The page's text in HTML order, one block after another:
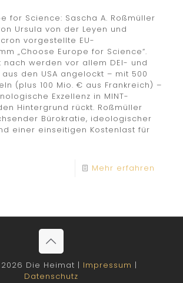
for Science: Sascha A. Roßmüller
Ursula von der Leyen und
vorgestellte EU-
„Choose Europe for Science“.
nach werden vor allem DEI- und
den USA angelockt – mit 500
(plus 100 Mio. € aus Frankreich) –
Exzellenz in MINT-
Hintergrund rückt. Roßmüller
Bürokratie, ideologischer
einer einseitigen Kostenlast für
Mehr erfahren
Die Heimat | Impressum |
Datenschutz